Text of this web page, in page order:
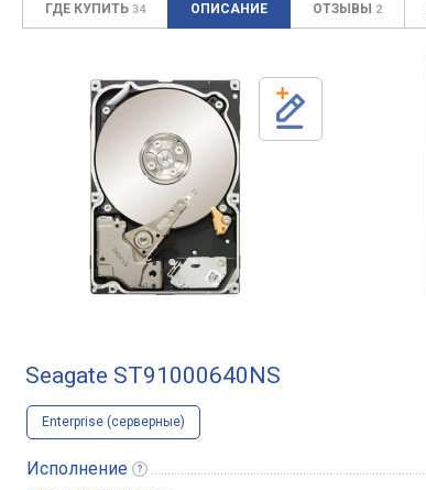
ГДЕ КУПИТЬ 34 ОПИСАНИЕ ОТЗЫВЫ 2
Seagate ST91000640NS
Enterprise (серверные)
Исполнение